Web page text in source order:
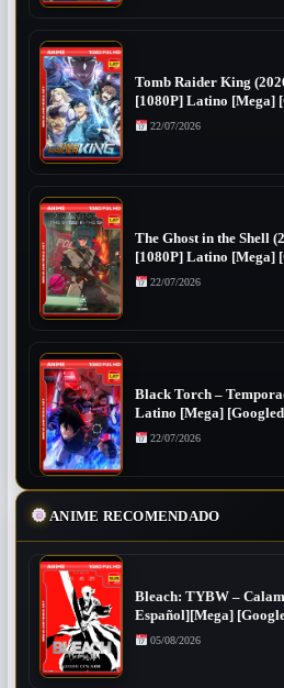
Tomb Raider King
[1080P] Latino [Mega]
22/07/2026
The Ghost in the Shell
[1080P] Latino [Mega]
22/07/2026
Black Torch –
Latino [Mega]
22/07/2026
ANIME RECOMENDADO
Bleach: TYBW –
Español][Mega]
05/08/2026